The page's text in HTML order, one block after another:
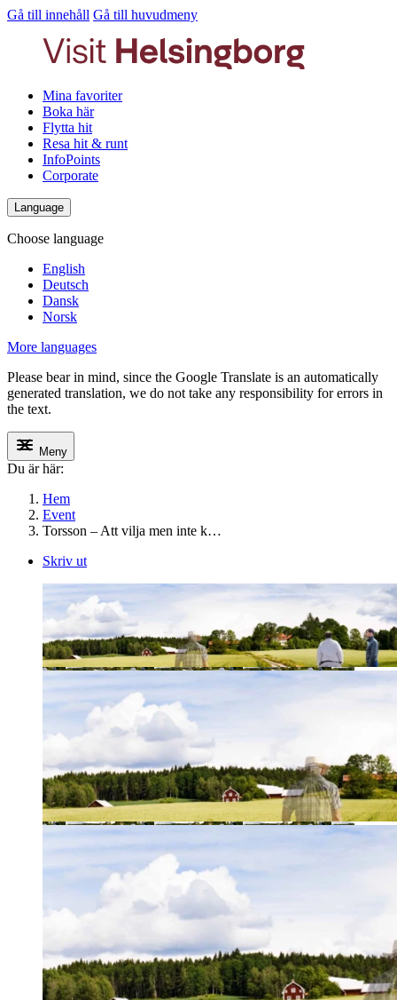
Gå till innehåll Gå till huvudmeny
Mina favoriter
Boka här
Flytta hit
Resa hit & runt
InfoPoints
Corporate
Language
Choose language
English
Deutsch
Dansk
Norsk
More languages
Please bear in mind, since the Google Translate is an automatically
generated translation, we do not take any responsibility for errors in
the text.
Meny
Du är här:
Hem
Event
Torsson – Att vilja men inte k…
Skriv ut